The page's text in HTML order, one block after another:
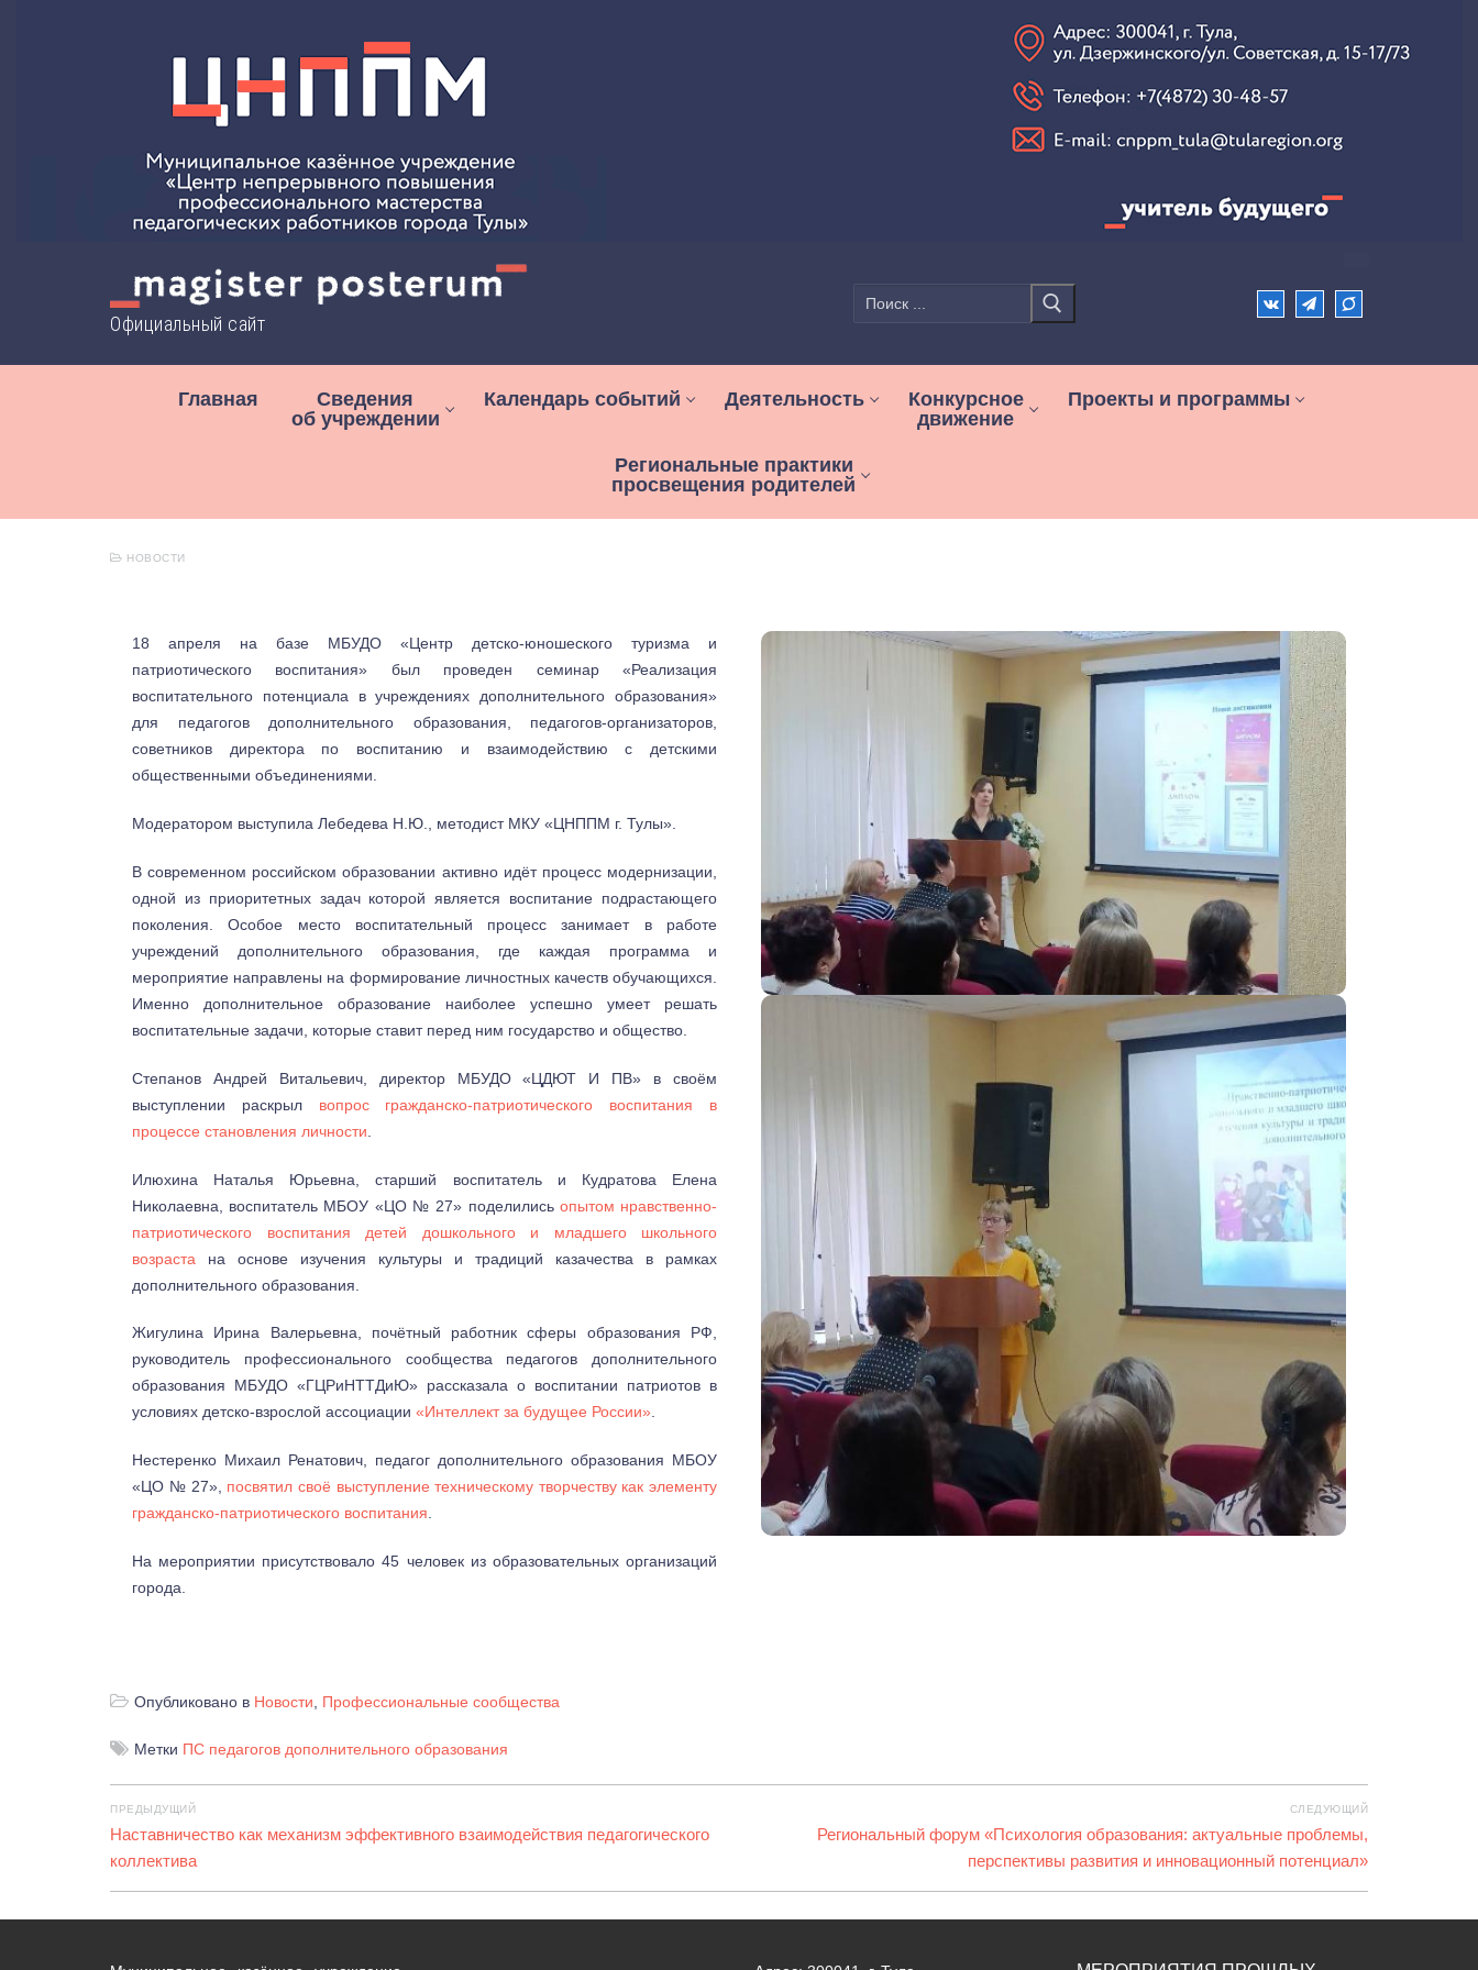
Официальный сайт
Найти:
Главная
Сведения
об учреждении
Календарь событий Деятельность
Конкурсное
движение
Проекты и программы
Региональные практики
просвещения родителей
НОВОСТИ
18 апреля на базе МБУДО «Центр детско-юношеского туризма и
патриотического воспитания» был проведен семинар «Реализация
воспитательного потенциала в учреждениях дополнительного образования»
для педагогов дополнительного образования, педагогов-организаторов,
советников директора по воспитанию и взаимодействию с детскими
общественными объединениями.
Модератором выступила Лебедева Н.Ю., методист МКУ «ЦНППМ г. Тулы».
В современном российском образовании активно идёт процесс модернизации,
одной из приоритетных задач которой является воспитание подрастающего
поколения. Особое место воспитательный процесс занимает в работе
учреждений дополнительного образования, где каждая программа и
мероприятие направлены на формирование личностных качеств обучающихся.
Именно дополнительное образование наиболее успешно умеет решать
воспитательные задачи, которые ставит перед ним государство и общество.
Степанов Андрей Витальевич, директор МБУДО «ЦДЮТ И ПВ» в своём
выступлении раскрыл вопрос гражданско-патриотического воспитания в
процессе становления личности
Илюхина Наталья Юрьевна, старший воспитатель и Кудратова Елена
Николаевна, воспитатель МБОУ «ЦО № 27» поделились опытом нравственно-
патриотического воспитания детей дошкольного и младшего школьного
возраста на основе изучения культуры и традиций казачества в рамках
дополнительного образования.
Жигулина Ирина Валерьевна, почётный работник сферы образования РФ,
руководитель профессионального сообщества педагогов дополнительного
образования МБУДО «ГЦРиНТТДиЮ» рассказала о воспитании патриотов в
условиях детско-взрослой ассоциации «Интеллект за будущее России».
Нестеренко Михаил Ренатович, педагог дополнительного образования МБОУ
«ЦО № 27», посвятил своё выступление техническому творчеству как элементу
гражданско-патриотического воспитания.
На мероприятии присутствовало 45 человек из образовательных организаций
города.
Опубликовано в Новости Профессиональные сообщества
Метки ПС педагогов дополнительного образования
Навигация
по
ПРЕДЫДУЩИЙ
Предыдущая
запись:
Наставничество как механизм эффективного взаимодействия педагогического
коллектива
СЛЕДУЮЩИЙ
Следующая
Региональный форум «Психология образования: актуальные проблемы,
перспективы развития и инновационный потенциал»